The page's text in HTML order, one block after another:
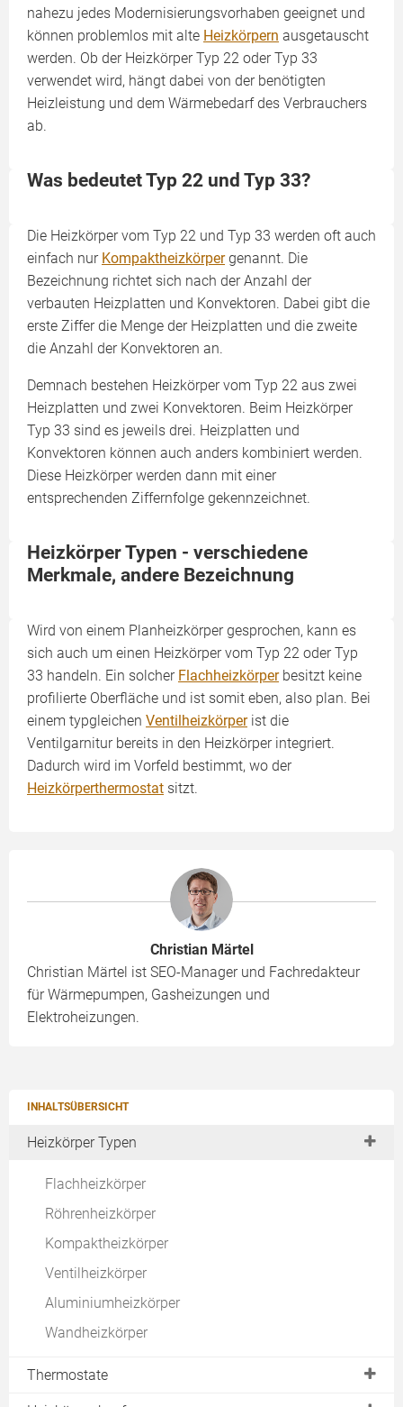
INHALTSÜBERSICHT
Heizkörper Typen
Flachheizkörper
Röhrenheizkörper
Kompaktheizkörper
Ventilheizkörper
Aluminiumheizkörper
Wandheizkörper
Thermostate
nahezu jedes Modernisierungsvorhaben geeignet und
können problemlos mit alte Heizkörpern ausgetauscht
werden. Ob der Heizkörper Typ 22 oder Typ 33
verwendet wird, hängt dabei von der benötigten
Heizleistung und dem Wärmebedarf des Verbrauchers
ab.
Was bedeutet Typ 22 und Typ 33?
Die Heizkörper vom Typ 22 und Typ 33 werden oft auch
einfach nur Kompaktheizkörpergenannt. Die
Bezeichnung richtet sich nach der Anzahl der
verbauten Heizplatten und Konvektoren. Dabei gibt die
erste Ziffer die Menge der Heizplatten und die zweite
die Anzahl der Konvektoren an.
Demnach bestehen Heizkörper vom Typ 22 aus zwei
Heizplatten und zwei Konvektoren. Beim Heizkörper
Typ 33 sind es jeweils drei. Heizplatten und
Konvektoren können auch anders kombiniert werden.
Diese Heizkörper werden dann mit einer
entsprechenden Ziffernfolge gekennzeichnet.
Heizkörper Typen - verschiedene
Merkmale, andere Bezeichnung
Wird von einem Planheizkörper gesprochen, kann es
sich auch um einen Heizkörper vom Typ 22 oder Typ
33 handeln. Ein solcher Flachheizkörperbesitzt keine
profilierte Oberfläche und ist somit eben, also plan. Bei
einem typgleichen Ventilheizkörperist die
Ventilgarnitur bereits in den Heizkörper integriert.
Dadurch wird im Vorfeld bestimmt, wo der
Heizkörperthermostat sitzt.
Christian Märtel
Christian Märtel ist SEO-Manager und Fachredakteur
für Wärmepumpen, Gasheizungen und
Elektroheizungen.